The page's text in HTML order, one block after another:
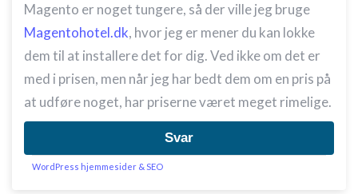
Magento er noget tungere, så der ville jeg bruge
Magentohotel.dk, hvor jeg er mener du kan lokke
dem til at installere det for dig. Ved ikke om det er
med i prisen, men når jeg har bedt dem om en pris på
at udføre noget, har priserne været meget rimelige.
Svar
WordPress hjemmesider & SEO